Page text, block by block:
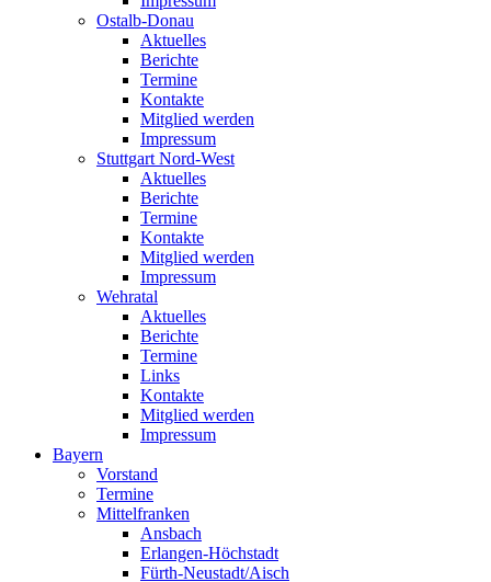
Ostalb-Donau
Aktuelles
Berichte
Termine
Kontakte
Mitglied werden
Impressum
Stuttgart Nord-West
Aktuelles
Berichte
Termine
Kontakte
Mitglied werden
Impressum
Wehratal
Aktuelles
Berichte
Termine
Links
Kontakte
Mitglied werden
Impressum
Bayern
Vorstand
Termine
Mittelfranken
Ansbach
Erlangen-Höchstadt
Fürth-Neustadt/Aisch